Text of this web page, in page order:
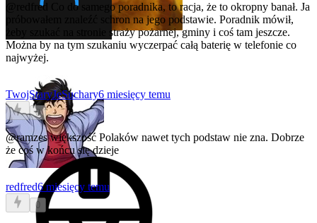
@redfred
Co do samego poradnika, to racja, że to okropny banał. Ja
próbowałem znaleźć schron na jego podstawie. Poradnik mówił,
żeby szukać na stronie straży pożarnej, gminy i coś tam jeszcze.
Można by na tym szukaniu wyczerpać całą baterię w telefonie co
najwyżej.
TwojStaryJeSuchary6 miesięcy temu
0
@ramzeswiększość Polaków nawet tych podstaw nie zna. Dobrze
że coś w końcu się dzieje
redfred6 miesięcy temu
0